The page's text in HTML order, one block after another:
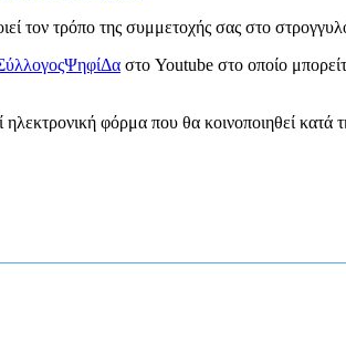
τον τρόπο της συμμετοχής σας στο
στο Youtube στο οποίο
φόρμα που θα κοινοποιηθεί κατά